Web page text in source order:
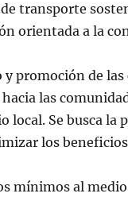
transporte
orientada a la
y promoción de
las
local. Se busca la
los
mínimos al